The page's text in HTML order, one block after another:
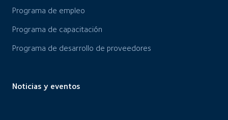
Programa de empleo
Programa de capacitación
Programa de desarrollo de proveedores
Noticias y eventos